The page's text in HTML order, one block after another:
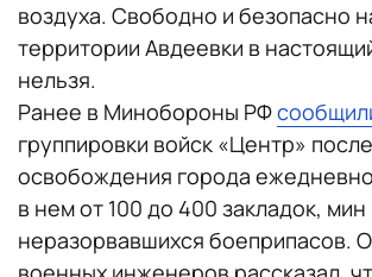
воздуха. Свободно и безопасно
территории Авдеевки в
нельзя.
Ранее в Минобороны РФ
группировки войск «Центр» после
освобождения города
в нем от 100 до 400 закладок, мин
неразорвавшихся боеприпасов.